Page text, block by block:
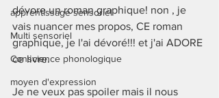
apprentissage sensoriel
Multi sensoriel
Conscience phonologique
moyen d'expression
dévore un roman graphique! non , je
vais nuancer mes propos, CE roman
graphique, je l'ai dévoré!!! et j'ai ADORE
ce livre.
Je ne veux pas spoiler mais il nous